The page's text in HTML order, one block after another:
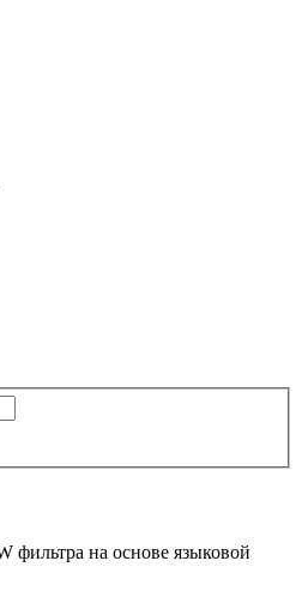
фильтра на основе языковой